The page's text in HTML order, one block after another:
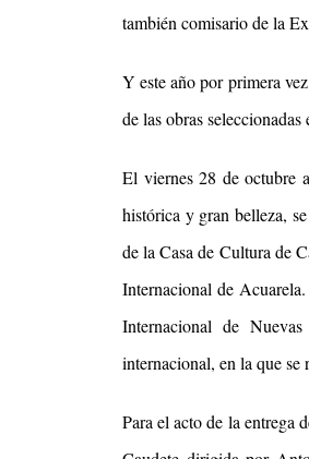
también comisario de la
Y este año por primera
de las obras
El viernes 28 de octubre
histórica y gran belleza, s
de la Casa de Cultura de
Internacional de
Internacional de
internacional, en la que se
Para el acto de la entrega